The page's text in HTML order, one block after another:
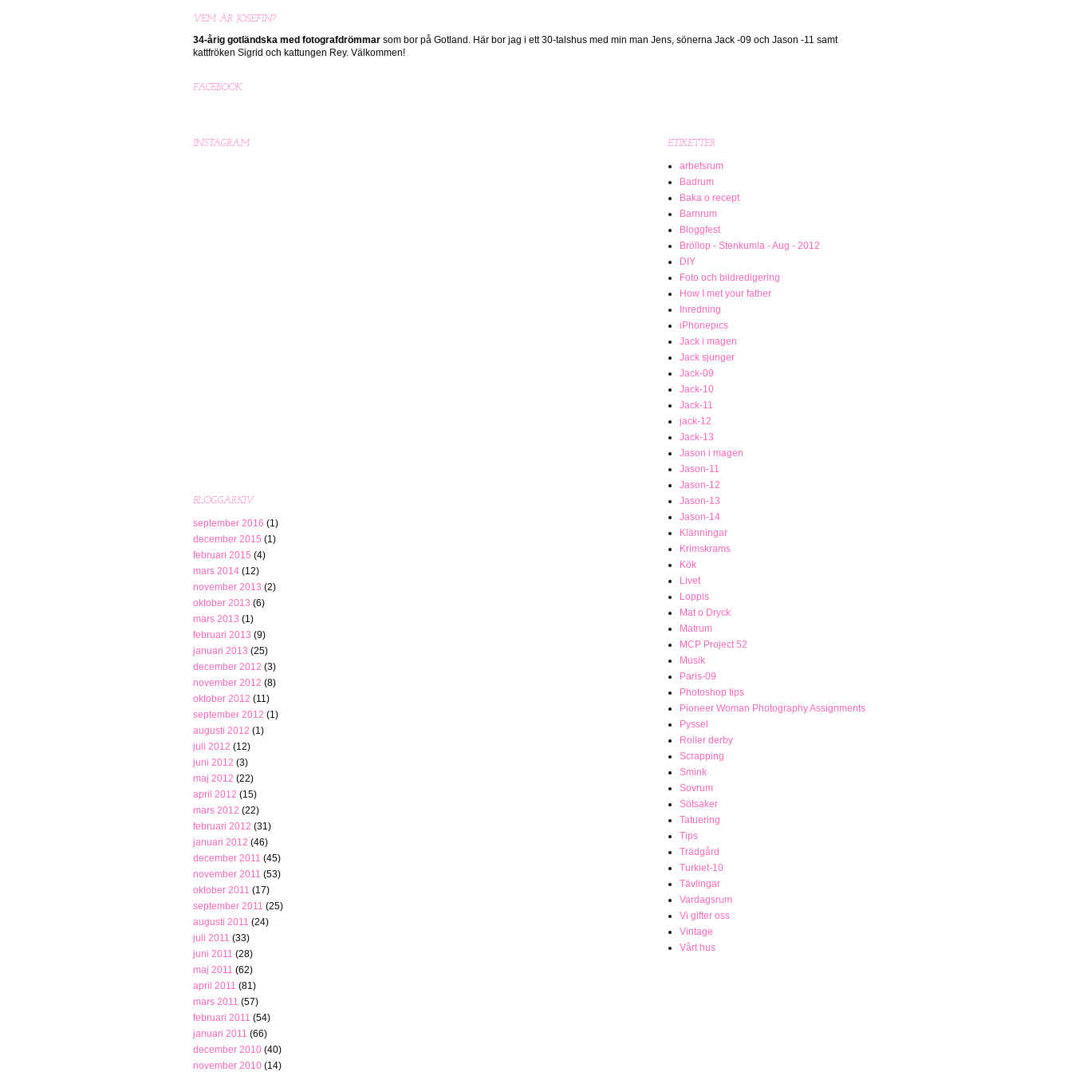
VEM ÄR JOSEFIN?
34-årig gotländska med fotografdrömmar som bor på Gotland. Här bor jag i ett 30-talshus med min man Jens, sönerna Jack -09 och Jason -11 samt
kattfröken Sigrid och kattungen Rey. Välkommen!
FACEBOOK
INSTAGRAM
BLOGGARKIV
september 2016 (1)
december 2015 (1)
februari 2015 (4)
mars 2014 (12)
november 2013 (2)
oktober 2013 (6)
mars 2013 (1)
februari 2013 (9)
januari 2013 (25)
december 2012 (3)
november 2012 (8)
oktober 2012 (11)
september 2012 (1)
augusti 2012 (1)
juli 2012 (12)
juni 2012 (3)
maj 2012 (22)
april 2012 (15)
mars 2012 (22)
februari 2012 (31)
januari 2012 (46)
december 2011 (45)
november 2011 (53)
oktober 2011 (17)
september 2011 (25)
augusti 2011 (24)
juli 2011 (33)
juni 2011 (28)
maj 2011 (62)
april 2011 (81)
mars 2011 (57)
februari 2011 (54)
januari 2011 (66)
december 2010 (40)
november 2010 (14)
ETIKETTER
arbetsrum
Badrum
Baka o recept
Barnrum
Bloggfest
Bröllop - Stenkumla - Aug - 2012
DIY
Foto och bildredigering
How I met your father
Inredning
iPhonepics
Jack i magen
Jack sjunger
Jack-09
Jack-10
Jack-11
jack-12
Jack-13
Jason i magen
Jason-11
Jason-12
Jason-13
Jason-14
Klänningar
Krimskrams
Kök
Livet
Loppis
Mat o Dryck
Matrum
MCP Project 52
Musik
Paris-09
Photoshop tips
Pioneer Woman Photography Assignments
Pyssel
Roller derby
Scrapping
Smink
Sovrum
Sötsaker
Tatuering
Tips
Trädgård
Turkiet-10
Tävlingar
Vardagsrum
Vi gifter oss
Vintage
Vårt hus